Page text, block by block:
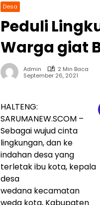
Desa
Peduli
Warga giat
Admin
2 Min Baca
September 26, 2021
HALTENG:
SARUMANEW.SCOM –
Sebagai wujud cinta
lingkungan, dan ke
indahan desa yang
terletak ibu kota, kepala
desa
wedana kecamatan
weda kota, Kabupaten